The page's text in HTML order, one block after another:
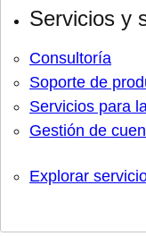
Servicios y
Consultoría
Soporte de
Servicios para
Gestión de
Explorar